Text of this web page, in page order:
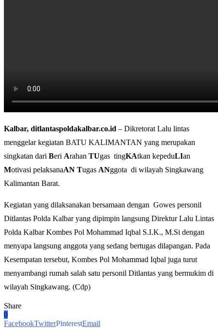
Kalbar, ditlantaspoldakalbar.co.id – Dikretorat Lalu lintas
menggelar kegiatan BATU KALIMANTAN yang merupakan
singkatan dari Beri Arahan TUgas tingKAtkan kepeduLIan
Motivasi pelaksanaAN Tugas ANggota di wilayah Singkawang
Kalimantan Barat.
Kegiatan yang dilaksanakan bersamaan dengan Gowes personil
Ditlantas Polda Kalbar yang dipimpin langsung Direktur Lalu Lintas
Polda Kalbar Kombes Pol Mohammad Iqbal S.I.K., M.Si dengan
menyapa langsung anggota yang sedang bertugas dilapangan. Pada
Kesempatan tersebut, Kombes Pol Mohammad Iqbal juga turut
menyambangi rumah salah satu personil Ditlantas yang bermukim di
wilayah Singkawang. (Cdp)
Share
0
FacebookTwitterPinterestEmail